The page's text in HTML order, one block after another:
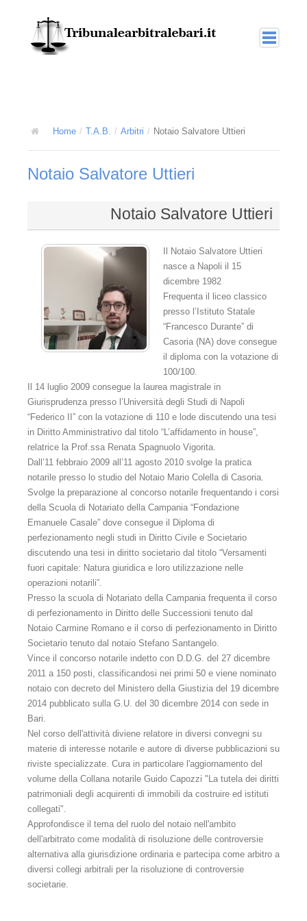
L'arbitrato interno o nazionale
L'arbitrato amministrato
L'arbitrato nel diritto internazionale
T.A.B.
L'arbitrato amministrato TAB
Collegi multidisciplinari
Gli arbitri
Elenco arbitri - Organigramma 2015 - 2020
Elenco arbitri - Organigramma 2025
Consulenti Tecnici T.A.B.
Il Vice Presidente
Il segretario
La segreteria
Comitato scientifico
Probiviri
Servizi TAB
Regolamento
Servizi di segreteria
Registro Consulenti Tecnici
Requisiti
Domanda
Modalità
Norme contrattuali
Redazione clausole e convenzioni d'arbitrato
Home / T.A.B. / Arbitri / Notaio Salvatore Uttieri
Notaio Salvatore Uttieri
Notaio Salvatore Uttieri
Il Notaio Salvatore Uttieri
nasce a Napoli il 15
dicembre 1982
Frequenta il liceo classico
presso l’Istituto Statale
“Francesco Durante” di
Casoria (NA) dove consegue
il diploma con la votazione di
100/100.
Il 14 luglio 2009 consegue la laurea magistrale in
Giurisprudenza presso l’Università degli Studi di Napoli
“Federico II” con la votazione di 110 e lode discutendo una tesi
in Diritto Amministrativo dal titolo “L’affidamento in house”,
relatrice la Prof.ssa Renata Spagnuolo Vigorita.
Dall’11 febbraio 2009 all’11 agosto 2010 svolge la pratica
notarile presso lo studio del Notaio Mario Colella di Casoria.
Svolge la preparazione al concorso notarile frequentando i corsi
della Scuola di Notariato della Campania “Fondazione
Emanuele Casale” dove consegue il Diploma di
perfezionamento negli studi in Diritto Civile e Societario
discutendo una tesi in diritto societario dal titolo “Versamenti
fuori capitale: Natura giuridica e loro utilizzazione nelle
operazioni notarili”.
Presso la scuola di Notariato della Campania frequenta il corso
di perfezionamento in Diritto delle Successioni tenuto dal
Notaio Carmine Romano e il corso di perfezionamento in Diritto
Societario tenuto dal notaio Stefano Santangelo.
Vince il concorso notarile indetto con D.D.G. del 27 dicembre
2011 a 150 posti, classificandosi nei primi 50 e viene nominato
notaio con decreto del Ministero della Giustizia del 19 dicembre
2014 pubblicato sulla G.U. del 30 dicembre 2014 con sede in
Bari.
Nel corso dell'attività diviene relatore in diversi convegni su
materie di interesse notarile e autore di diverse pubblicazioni su
riviste specializzate. Cura in particolare l'aggiornamento del
volume della Collana notarile Guido Capozzi "La tutela dei diritti
patrimoniali degli acquirenti di immobili da costruire ed istituti
collegati".
Approfondisce il tema del ruolo del notaio nell'ambito
dell'arbitrato come modalità di risoluzione delle controversie
alternativa alla giurisdizione ordinaria e partecipa come arbitro a
diversi collegi arbitrali per la risoluzione di controversie
societarie.